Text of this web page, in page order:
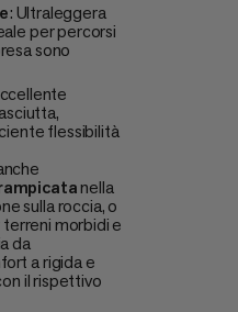
: Ultraleggera
per percorsi
sono
flessibilità
nella
sulla roccia, o
morbidi e
da
a rigida e
il rispettivo